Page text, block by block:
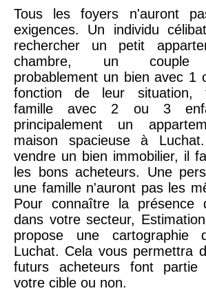
Tous les foyers n'auront
exigences. Un individu
rechercher un petit
chambre, un couple
probablement un bien avec 1
fonction de leur situation,
famille avec 2 ou 3
principalement un
maison spacieuse à
vendre un bien immobilier, il
les bons acheteurs. Une
une famille n'auront pas les
Pour connaître la présence
dans votre secteur,
propose une cartographie
Luchat. Cela vous permettra
futurs acheteurs font partie
votre cible ou non.